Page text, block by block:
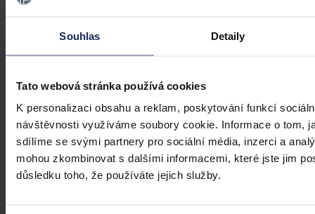
Souhlas Detaily
Tato webová stránka používá cookies
K personalizaci obsahu a reklam, poskytování funkcí
návštěvnosti využíváme soubory cookie. Informace o tom,
sdílíme se svými partnery pro sociální média, inzerci a
mohou zkombinovat s dalšími informacemi, které jste jim
důsledku toho, že používáte jejich služby.